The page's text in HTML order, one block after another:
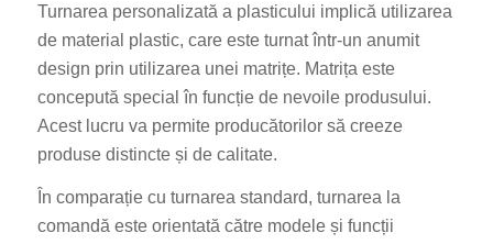
Turnarea personalizată a plasticului implică utilizarea
de material plastic, care este turnat într-un anumit
design prin utilizarea unei matrițe. Matrița este
concepută special în funcție de nevoile produsului.
Acest lucru va permite producătorilor să creeze
produse distincte și de calitate.
În comparație cu turnarea standard, turnarea la
comandă este orientată către modele și funcții